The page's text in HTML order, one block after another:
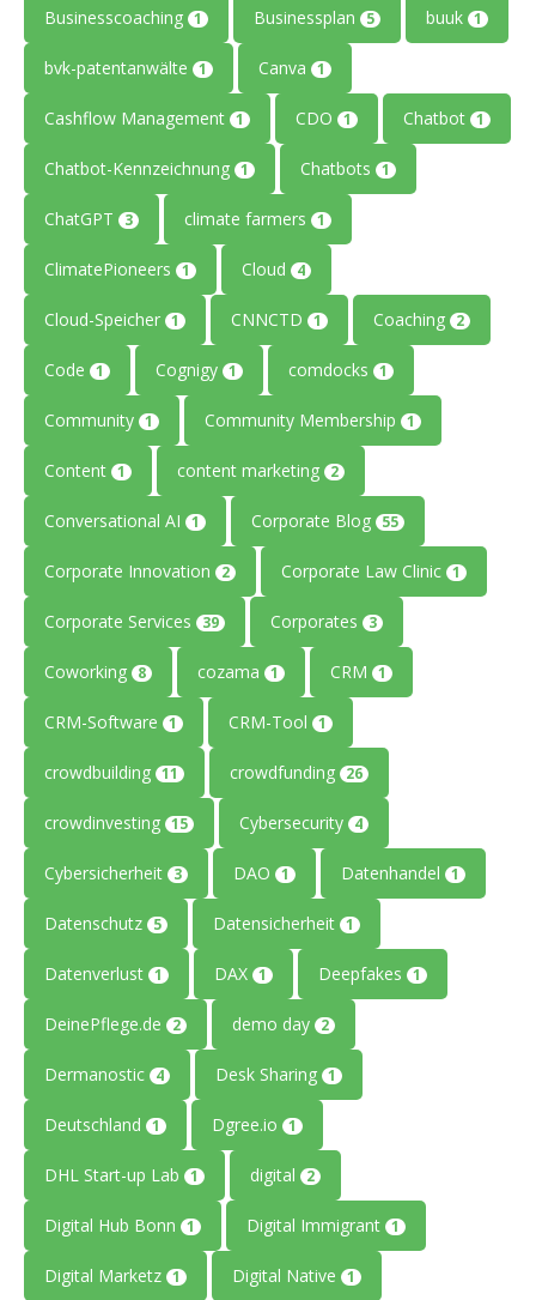
Businesscoaching 1 Businessplan 5 buuk 1
bvk-patentanwälte 1 Canva 1
Cashflow Management 1 CDO 1 Chatbot 1
Chatbot-Kennzeichnung 1 Chatbots 1
ChatGPT 3 climate farmers 1
ClimatePioneers 1 Cloud 4
Cloud-Speicher 1 CNNCTD 1 Coaching 2
Code 1 Cognigy 1 comdocks 1
Community 1 Community Membership 1
Content 1 content marketing 2
Conversational AI 1 Corporate Blog 55
Corporate Innovation 2 Corporate Law Clinic 1
Corporate Services 39 Corporates 3
Coworking 8 cozama 1 CRM 1
CRM-Software 1 CRM-Tool 1
crowdbuilding 11 crowdfunding 26
crowdinvesting 15 Cybersecurity 4
Cybersicherheit 3 DAO 1 Datenhandel 1
Datenschutz 5 Datensicherheit 1
Datenverlust 1 DAX 1 Deepfakes 1
DeinePflege.de 2 demo day 2
Dermanostic 4 Desk Sharing 1
Deutschland 1 Dgree.io 1
DHL Start-up Lab 1 digital 2
Digital Hub Bonn 1 Digital Immigrant 1
Digital Marketz 1 Digital Native 1